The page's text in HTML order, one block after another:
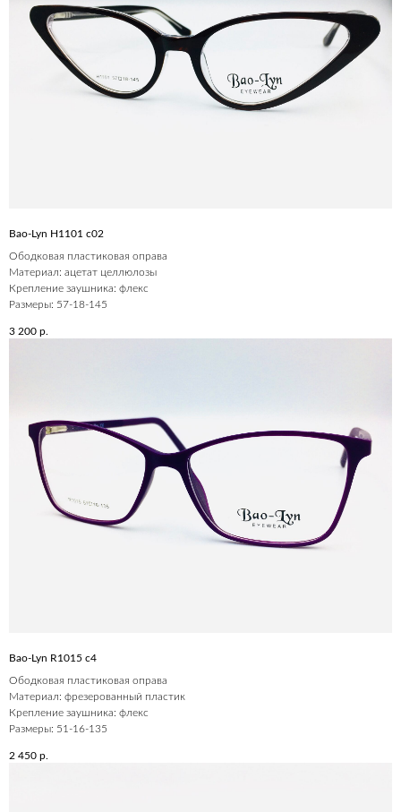
Bao-Lyn H1101 c02
Ободковая пластиковая оправа
Материал: ацетат целлюлозы
Крепление заушника: флекс
Размеры: 57-18-145
3 200 р.
Bao-Lyn R1015 c4
Ободковая пластиковая оправа
Материал: фрезерованный пластик
Крепление заушника: флекс
Размеры: 51-16-135
2 450 р.